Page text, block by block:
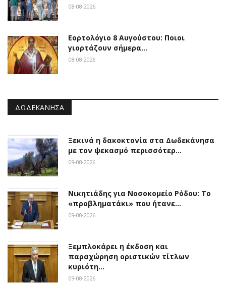
08-08-2026
Εορτολόγιο 8 Αυγούστου: Ποιοι
γιορτάζουν σήμερα…
08-08-2026
ΔΩΔΕΚΆΝΗΣΑ
Ξεκινά η δακοκτονία στα Δωδεκάνησα
με τον ψεκασμό περισσότερ…
09-08-2026
Νικητιάδης για Νοσοκομείο Ρόδου: Το
«προβληματάκι» που ήτανε…
09-08-2026
Ξεμπλοκάρει η έκδοση και
παραχώρηση οριστικών τίτλων
κυριότη…
09-08-2026